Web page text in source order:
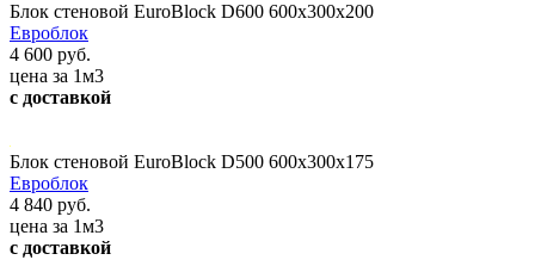
Блок стеновой EuroBlock D600 600x300x200
Евроблок
4 600 руб.
цена за 1м3
с доставкой
Блок стеновой EuroBlock D500 600x300x175
Евроблок
4 840 руб.
цена за 1м3
с доставкой